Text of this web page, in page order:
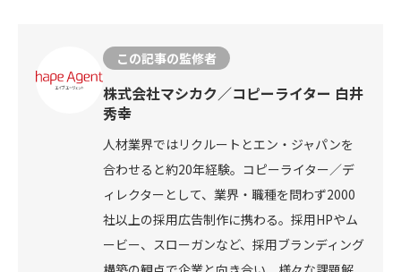
この記事の監修者
株式会社マシカク／コピーライター 白井
秀幸
人材業界ではリクルートとエン・ジャパンを
合わせると約20年経験。コピーライター／デ
ィレクターとして、業界・職種を問わず2000
社以上の採用広告制作に携わる。採用HPやム
ービー、スローガンなど、採用ブランディング